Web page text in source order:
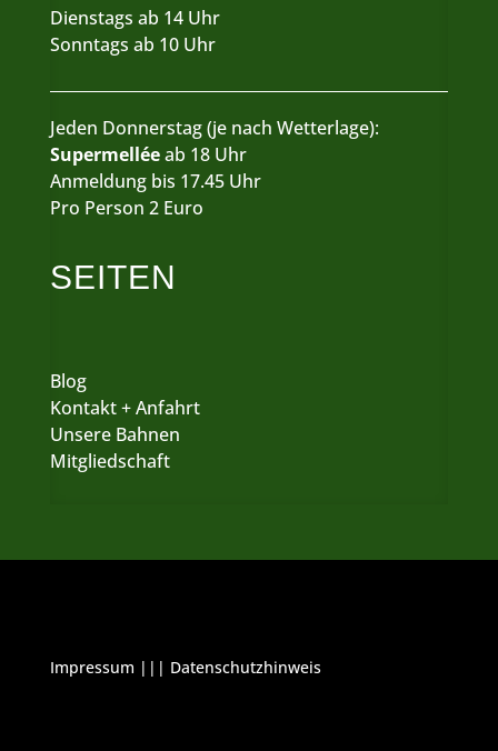
Dienstags ab 14 Uhr
Sonntags ab 10 Uhr
Jeden Donnerstag (je nach Wetterlage):
Supermelléeab 18 Uhr
Anmeldung bis 17.45 Uhr
Pro Person 2 Euro
SEITEN
Blog
Kontakt + Anfahrt
Unsere Bahnen
Mitgliedschaft
Impressum ||| Datenschutzhinweis